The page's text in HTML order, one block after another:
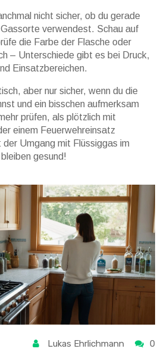
nicht sicher, ob du gerade
Gassorte verwendest. Schau auf
die Farbe der Flasche oder
– Unterschiede gibt es bei Druck,
Einsatzbereichen.
aber nur sicher, wenn du die
und ein bisschen aufmerksam
prüfen, als plötzlich mit
einem Feuerwehreinsatz
Umgang mit Flüssiggas im
gesund!
Lukas Ehrlichmann 0